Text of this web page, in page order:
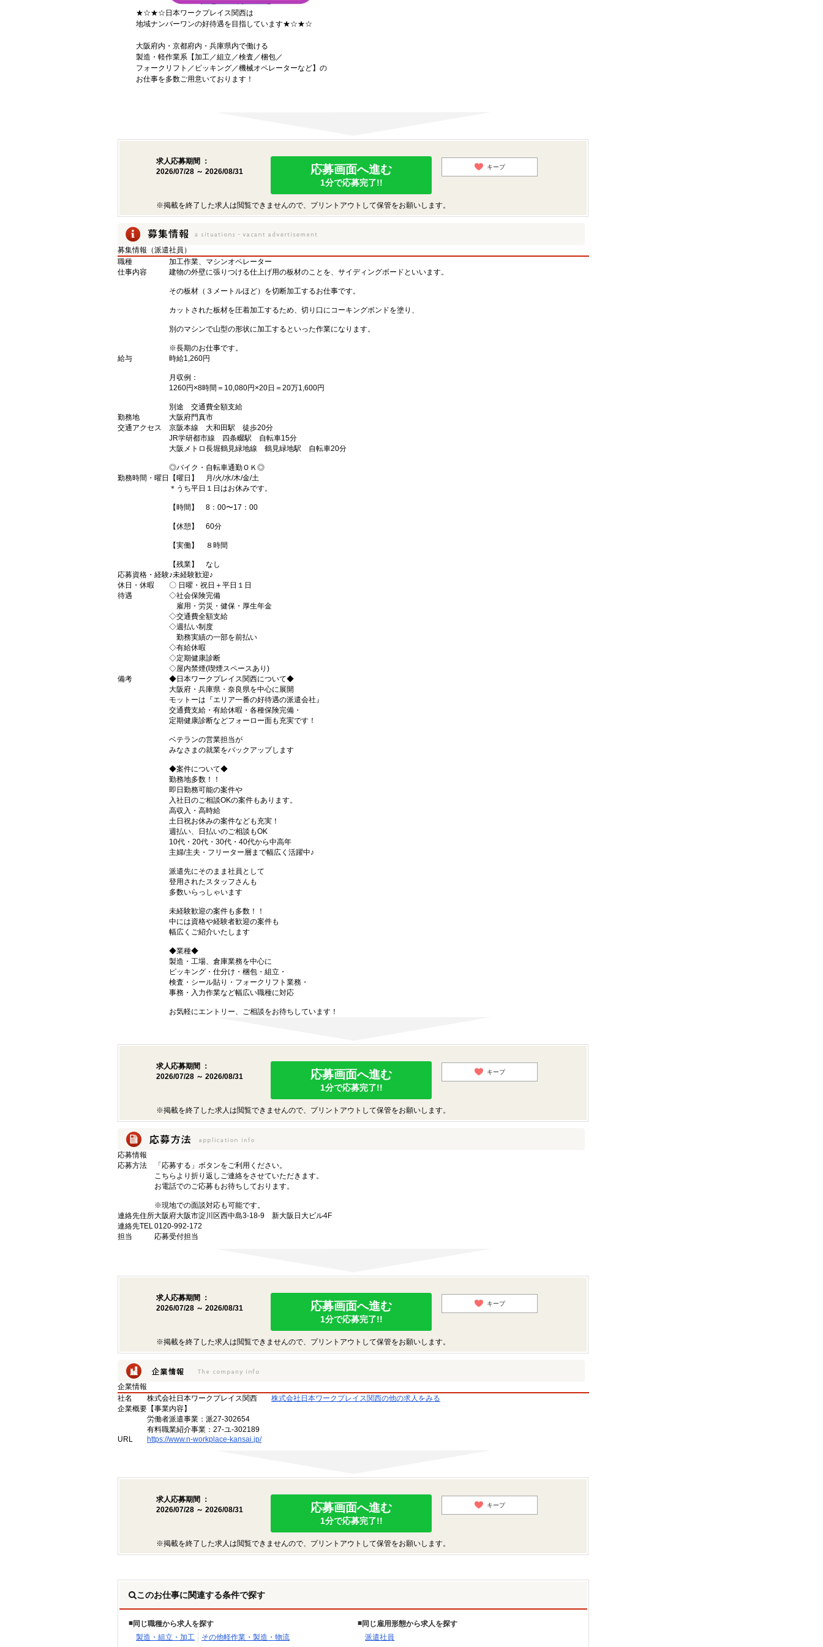
★☆★☆日本ワークプレイス関西は
地域ナンバーワンの好待遇を目指しています★☆★☆
大阪府内・京都府内・兵庫県内で働ける
製造・軽作業系【加工／組立／検査／梱包／
フォークリフト／ピッキング／機械オペレーターなど】の
お仕事を多数ご用意いております！
求人応募期間 ：
2026/07/28 ～ 2026/08/31
応募画面へ進む
1分で応募完了!!
キープ
※掲載を終了した求人は閲覧できませんので、プリントアウトして保管をお願いします。
募集情報（派遣社員）
職種
加工作業、マシンオペレーター
仕事内容
建物の外壁に張りつける仕上げ用の板材のことを、サイディングボードといいます。
その板材（３メートルほど）を切断加工するお仕事です。
カットされた板材を圧着加工するため、切り口にコーキングボンドを塗り、
別のマシンで山型の形状に加工するといった作業になります。
※長期のお仕事です。
給与
時給1,260円
月収例：
1260円×8時間＝10,080円×20日＝20万1,600円
別途 交通費全額支給
勤務地
大阪府門真市
交通アクセス
京阪本線 大和田駅 徒歩20分
JR学研都市線 四条畷駅 自転車15分
大阪メトロ長堀鶴見緑地線 鶴見緑地駅 自転車20分
◎バイク・自転車通勤ＯＫ◎
勤務時間・曜日
【曜日】 月/火/水/木/金/土
＊うち平日１日はお休みです。
【時間】 8：00〜17：00
【休憩】 60分
【実働】 ８時間
【残業】 なし
応募資格・経験♪未経験歓迎♪
休日・休暇
〇 日曜・祝日＋平日１日
待遇
◇社会保険完備
雇用・労災・健保・厚生年金
◇交通費全額支給
◇週払い制度
勤務実績の一部を前払い
◇有給休暇
◇定期健康診断
◇屋内禁煙(喫煙スペースあり)
備考
◆日本ワークプレイス関西について◆
大阪府・兵庫県・奈良県を中心に展開
モットーは『エリア一番の好待遇の派遣会社』
交通費支給・有給休暇・各種保険完備・
定期健康診断などフォーロー面も充実です！
ベテランの営業担当が
みなさまの就業をバックアップします
◆案件について◆
勤務地多数！！
即日勤務可能の案件や
入社日のご相談OKの案件もあります。
高収入・高時給
土日祝お休みの案件なども充実！
週払い、日払いのご相談もOK
10代・20代・30代・40代から中高年
主婦/主夫・フリーター層まで幅広く活躍中♪
派遣先にそのまま社員として
登用されたスタッフさんも
多数いらっしゃいます
未経験歓迎の案件も多数！！
中には資格や経験者歓迎の案件も
幅広くご紹介いたします
◆業種◆
製造・工場、倉庫業務を中心に
ピッキング・仕分け・梱包・組立・
検査・シール貼り・フォークリフト業務・
事務・入力作業など幅広い職種に対応
お気軽にエントリー、ご相談をお待ちしています！
求人応募期間 ：
2026/07/28 ～ 2026/08/31
応募画面へ進む
1分で応募完了!!
キープ
※掲載を終了した求人は閲覧できませんので、プリントアウトして保管をお願いします。
応募情報
応募方法
「応募する」ボタンをご利用ください。
こちらより折り返しご連絡をさせていただきます。
お電話でのご応募もお待ちしております。
※現地での面談対応も可能です。
連絡先住所大阪府大阪市淀川区西中島3-18-9 新大阪日大ビル4F
連絡先TEL0120-992-172
担当
応募受付担当
求人応募期間 ：
2026/07/28 ～ 2026/08/31
応募画面へ進む
1分で応募完了!!
キープ
※掲載を終了した求人は閲覧できませんので、プリントアウトして保管をお願いします。
企業情報
社名
株式会社日本ワークプレイス関西
株式会社日本ワークプレイス関西の他の求人をみる
企業概要 【事業内容】
労働者派遣事業：派27-302654
有料職業紹介事業：27-ユ-302189
URL
https://www.n-workplace-kansai.jp/
求人応募期間 ：
2026/07/28 ～ 2026/08/31
応募画面へ進む
1分で応募完了!!
キープ
※掲載を終了した求人は閲覧できませんので、プリントアウトして保管をお願いします。
このお仕事に関連する条件で探す
同じ職種から求人を探す
製造・組立・加工
その他軽作業・製造・物流
同じ雇用形態から求人を探す
派遣社員